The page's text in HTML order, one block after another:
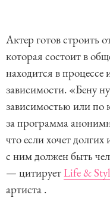
Актер готов строить
которая состоит в
находится в процессе
зависимости. «Бену
зависимостью или по
за программа
что если хочет
с ним должен быть
— цитируетLife &
артиста .